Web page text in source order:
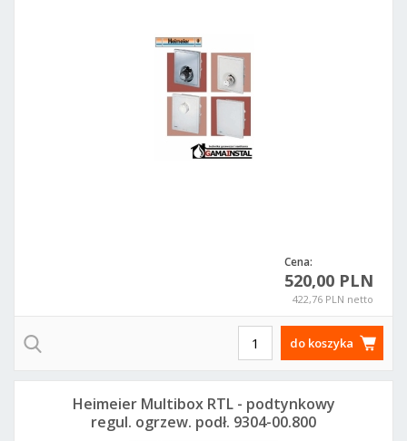
Cena:
520,00 PLN
422,76 PLN netto
do koszyka
Heimeier Multibox RTL - podtynkowy
regul. ogrzew. podł. 9304-00.800